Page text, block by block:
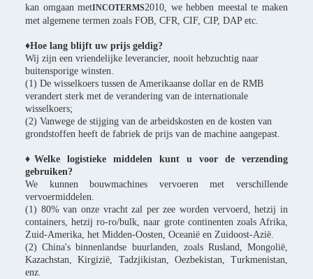
kan omgaan metINCOTERMS2010, we hebben meestal te maken
met algemene termen zoals FOB, CFR, CIF, CIP, DAP etc.
♦Hoe lang blijft uw prijs geldig?
Wij zijn een vriendelijke leverancier, nooit hebzuchtig naar
buitensporige winsten.
(1) De wisselkoers tussen de Amerikaanse dollar en de RMB
verandert sterk met de verandering van de internationale
wisselkoers;
(2) Vanwege de stijging van de arbeidskosten en de kosten van
grondstoffen heeft de fabriek de prijs van de machine aangepast.
♦Welke logistieke middelen kunt u voor de verzending
gebruiken?
We kunnen bouwmachines vervoeren met verschillende
vervoermiddelen.
(1) 80% van onze vracht zal per zee worden vervoerd, hetzij in
containers, hetzij ro-ro/bulk, naar grote continenten zoals Afrika,
Zuid-Amerika, het Midden-Oosten, Oceanië en Zuidoost-Azië.
(2) China's binnenlandse buurlanden, zoals Rusland, Mongolië,
Kazachstan, Kirgizië, Tadzjikistan, Oezbekistan, Turkmenistan,
enz.